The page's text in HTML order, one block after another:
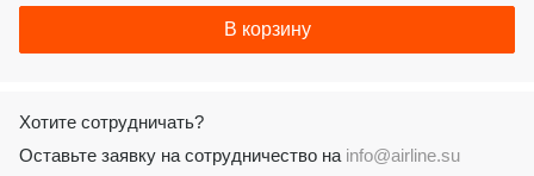
В корзину
Хотите сотрудничать?
Оставьте заявку на сотрудничество на info@airline.su